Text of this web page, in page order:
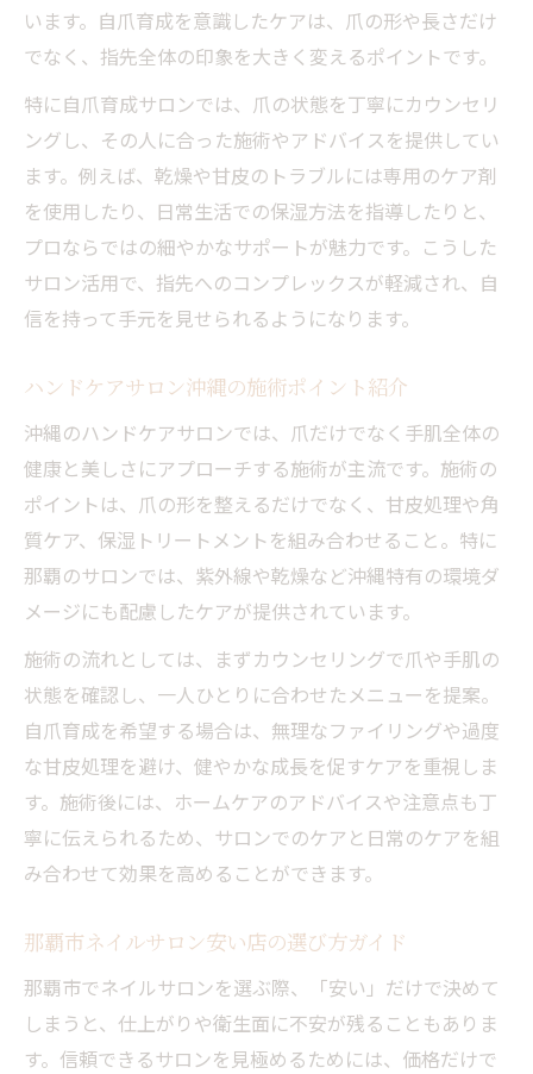
います。自爪育成を意識したケアは、爪の形や長さだけ
でなく、指先全体の印象を大きく変えるポイントです。
特に自爪育成サロンでは、爪の状態を丁寧にカウンセリ
ングし、その人に合った施術やアドバイスを提供してい
ます。例えば、乾燥や甘皮のトラブルには専用のケア剤
を使用したり、日常生活での保湿方法を指導したりと、
プロならではの細やかなサポートが魅力です。こうした
サロン活用で、指先へのコンプレックスが軽減され、自
信を持って手元を見せられるようになります。
ハンドケアサロン沖縄の施術ポイント紹介
沖縄のハンドケアサロンでは、爪だけでなく手肌全体の
健康と美しさにアプローチする施術が主流です。施術の
ポイントは、爪の形を整えるだけでなく、甘皮処理や角
質ケア、保湿トリートメントを組み合わせること。特に
那覇のサロンでは、紫外線や乾燥など沖縄特有の環境ダ
メージにも配慮したケアが提供されています。
施術の流れとしては、まずカウンセリングで爪や手肌の
状態を確認し、一人ひとりに合わせたメニューを提案。
自爪育成を希望する場合は、無理なファイリングや過度
な甘皮処理を避け、健やかな成長を促すケアを重視しま
す。施術後には、ホームケアのアドバイスや注意点も丁
寧に伝えられるため、サロンでのケアと日常のケアを組
み合わせて効果を高めることができます。
那覇市ネイルサロン安い店の選び方ガイド
那覇市でネイルサロンを選ぶ際、「安い」だけで決めて
しまうと、仕上がりや衛生面に不安が残ることもありま
す。信頼できるサロンを見極めるためには、価格だけで